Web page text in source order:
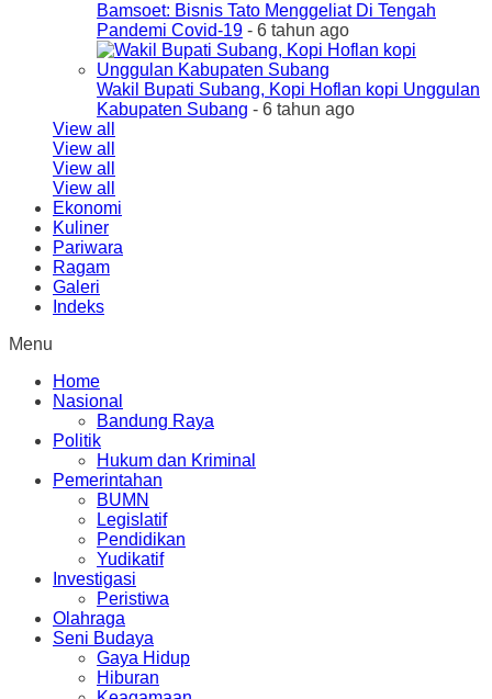
Bamsoet: Bisnis Tato Menggeliat Di Tengah
Pandemi Covid-19 - 6 tahun ago
Wakil Bupati Subang, Kopi Hoflan kopi Unggulan
Kabupaten Subang - 6 tahun ago
View all
View all
View all
View all
Ekonomi
Kuliner
Pariwara
Ragam
Galeri
Indeks
Menu
Home
Nasional
Bandung Raya
Politik
Hukum dan Kriminal
Pemerintahan
BUMN
Legislatif
Pendidikan
Yudikatif
Investigasi
Peristiwa
Olahraga
Seni Budaya
Gaya Hidup
Hiburan